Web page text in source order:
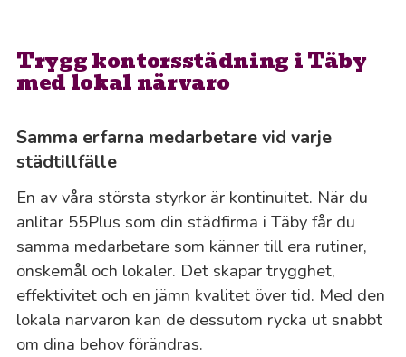
Trygg kontorsstädning i Täby
med lokal närvaro
Samma erfarna medarbetare vid varje
städtillfälle
En av våra största styrkor är kontinuitet. När du
anlitar 55Plus som din städfirma i Täby får du
samma medarbetare som känner till era rutiner,
önskemål och lokaler. Det skapar trygghet,
effektivitet och en jämn kvalitet över tid. Med den
lokala närvaron kan de dessutom rycka ut snabbt
om dina behov förändras.